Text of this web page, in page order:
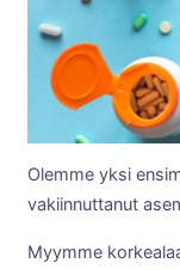
Olemme yksi
vakiinnuttanut
Myymme